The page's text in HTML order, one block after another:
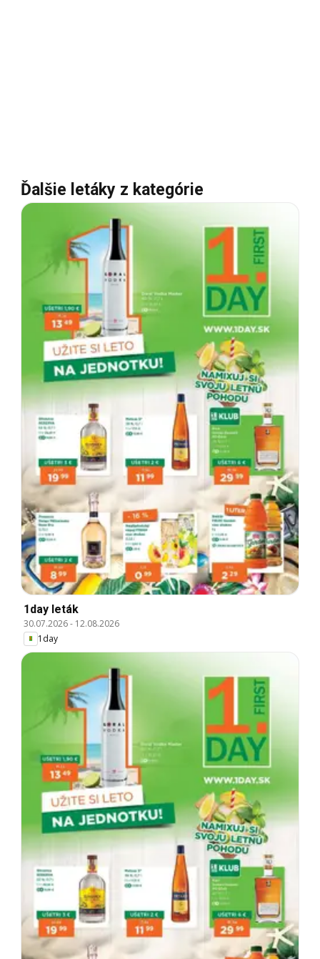
Ďalšie letáky z kategórie
1day leták
30.07.2026- 12.08.2026
1day